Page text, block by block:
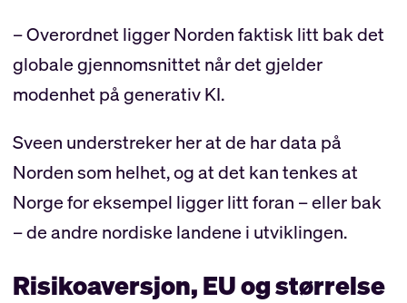
– Overordnet ligger Norden faktisk litt bak det
globale gjennomsnittet når det gjelder
modenhet på generativ KI.
Sveen understreker her at de har data på
Norden som helhet, og at det kan tenkes at
Norge for eksempel ligger litt foran – eller bak
– de andre nordiske landene i utviklingen.
Risikoaversjon, EU og størrelse